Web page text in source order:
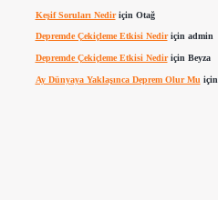
Keşif Soruları Nediriçin Otağ
Depremde Çekiçleme Etkisi Nediriçin admin
Depremde Çekiçleme Etkisi Nediriçin Beyza
Ay Dünyaya Yaklaşınca Deprem Olur Mu için